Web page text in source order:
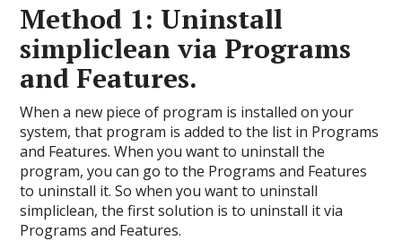
Method 1: Uninstall
simpliclean via Programs
and Features.
When a new piece of program is installed on your
system, that program is added to the list in Programs
and Features. When you want to uninstall the
program, you can go to the Programs and Features
to uninstall it. So when you want to uninstall
simpliclean, the first solution is to uninstall it via
Programs and Features.